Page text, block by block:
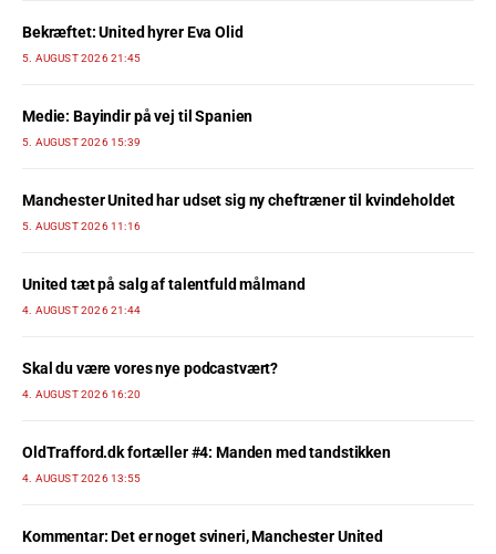
Bekræftet: United hyrer Eva Olid
5. AUGUST 2026 21:45
Medie: Bayindir på vej til Spanien
5. AUGUST 2026 15:39
Manchester United har udset sig ny cheftræner til kvindeholdet
5. AUGUST 2026 11:16
United tæt på salg af talentfuld målmand
4. AUGUST 2026 21:44
Skal du være vores nye podcastvært?
4. AUGUST 2026 16:20
OldTrafford.dk fortæller #4: Manden med tandstikken
4. AUGUST 2026 13:55
Kommentar: Det er noget svineri, Manchester United